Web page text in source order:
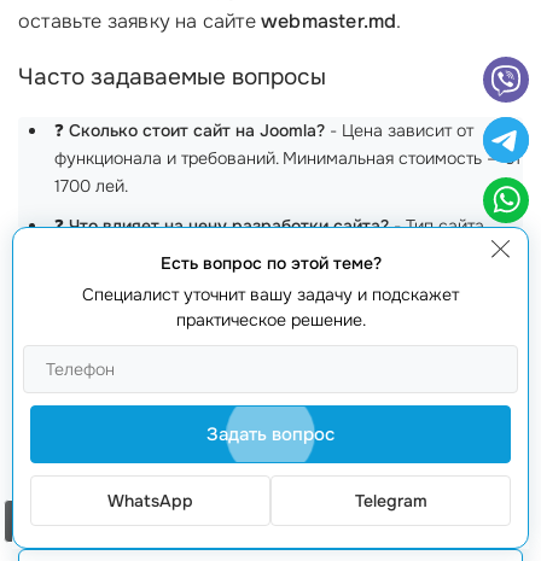
оставьте заявку на сайтеwebmaster.md.
Часто задаваемые вопросы
❓ Сколько стоит сайт на Joomla? - Цена зависит от
функционала и требований. Минимальная стоимость — от
1700 лей.
❓Что влияет на цену разработки сайта?- Тип сайта,
дизайн, функциональность и поддержка.
Вы предлагаететехническую поддержку?- Да, у нас
есть несколько пакетов техподдержки.
❓Как долго длится
6 недель, в зависимости от сложности проекта.
Можно ли снизитьстоимость разработки
выбирая шаблоны и минимизируя функционал.
Есть вопрос по этой теме?
Специалист уточнит вашу задачу и подскажет
практическое решение.
Задать вопрос
WhatsApp Telegram
Заказать звонок